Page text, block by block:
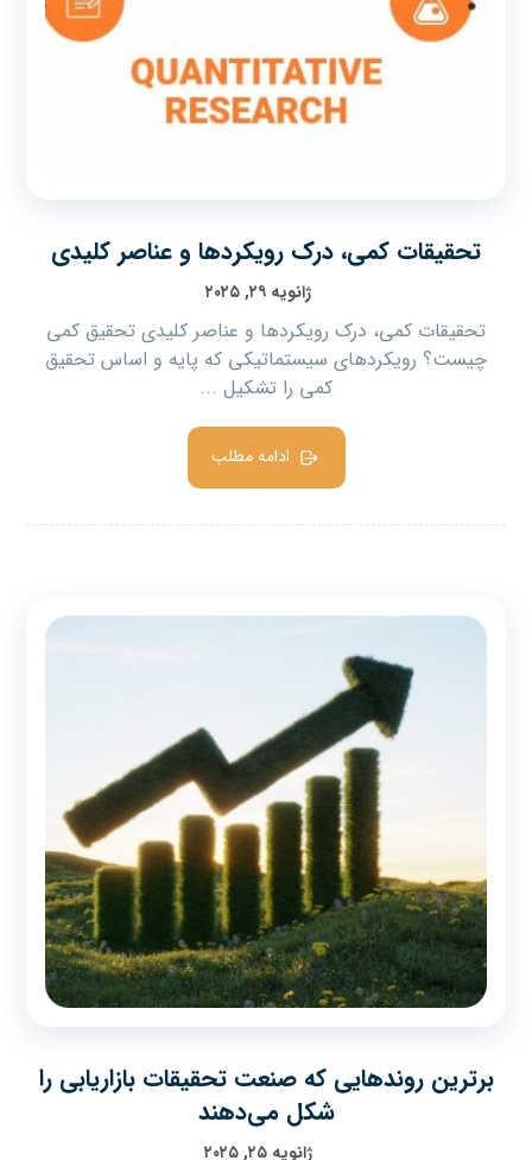
تحقیقات کمی، درک رویکردها و عناصر کلیدی
ژانویه ۲۹, ۲۰۲۵
تحقیقات کمی، درک رویکردها و عناصر کلیدی تحقیق کمی
چیست؟ رویکردهای سیستماتیکی که پایه و اساس تحقیق
کمی را تشکیل ...
ادامه مطلب
برترین روندهایی که صنعت تحقیقات بازاریابی را
شکل می‌دهند
ژانویه ۲۵, ۲۰۲۵